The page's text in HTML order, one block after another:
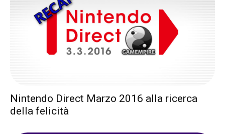
Nintendo Direct Marzo 2016 alla ricerca
della felicità